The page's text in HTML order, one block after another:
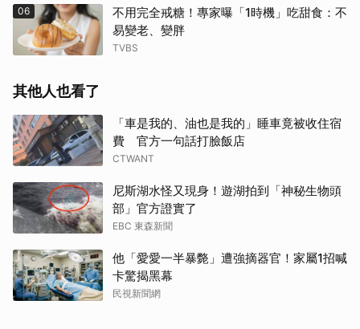
06
不用完全戒糖！專家曝「1時機」吃甜食：不
易變老、變胖
TVBS
其他人也看了
「車是我的、油也是我的」睡車竟被收住宿
費 官方一句話打臉飯店
CTWANT
尼斯湖水怪又現身！遊湖拍到「神秘生物頭
部」官方證實了
EBC 東森新聞
他「愛愛一半暴斃」遭強摘器官！家屬1招喊
卡驚揭黑幕
民視新聞網